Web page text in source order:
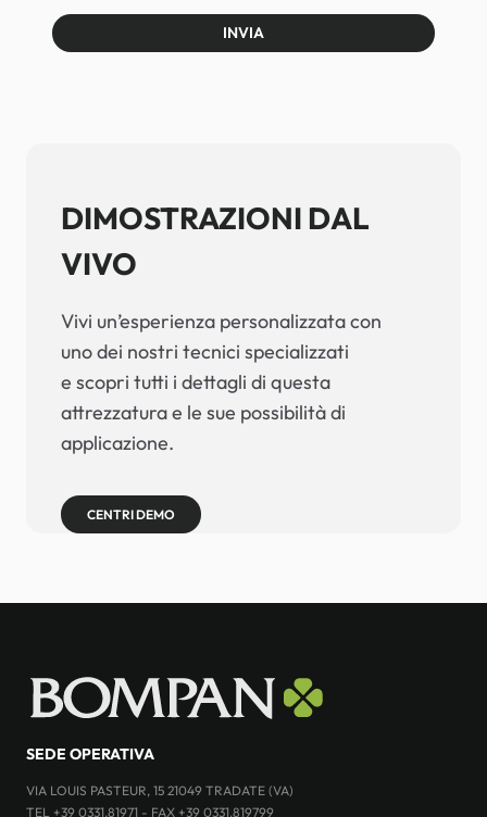
INVIA
DIMOSTRAZIONI DAL
VIVO
Vivi un’esperienza personalizzata con
uno dei nostri tecnici specializzati
e scopri tutti i dettagli di questa
attrezzatura e le sue possibilità di
applicazione.
CENTRI DEMO
SEDE OPERATIVA
VIA LOUIS PASTEUR, 15 21049 TRADATE (VA)
TEL +39 0331.81971 - FAX +39 0331.819799